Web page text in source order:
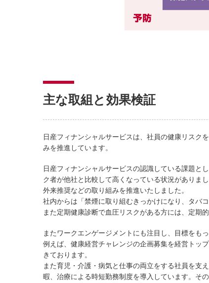
主な取組と効果検証
日産フィナンシャルサービスは、社員の健康リスク
みを推進しています。
日産フィナンシャルサービスの認識している課題と
ク者が他社と比較して高くなっている状況がありま
外来推奨などの取り組みを推進いたしました。
社内からは「禁煙に取り組むきっかけになり、タバ
また定期健康診断で血圧リスクがある方には、定期
またワークエンゲージメントにも注目し、目標をも
例えば、健康経営チャレンジの企画募集を経営トッ
きております。
また育児・介護・病気と仕事の両立をする社員を支
暇、治療による時短勤務制度を導入しています。そ